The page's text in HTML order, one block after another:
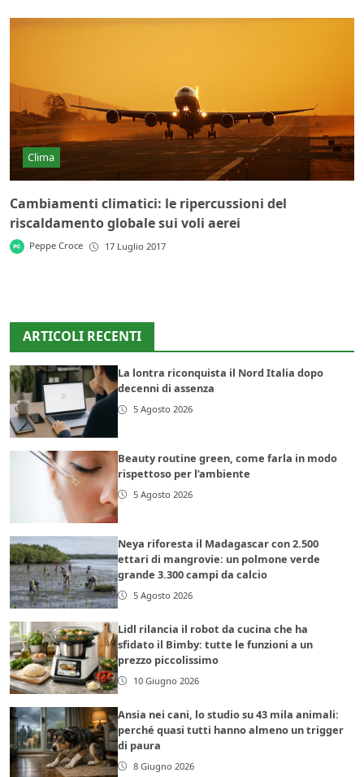
Clima
Cambiamenti climatici: le ripercussioni del
riscaldamento globale sui voli aerei
Peppe Croce 17 Luglio 2017
ARTICOLI RECENTI
La lontra riconquista il Nord Italia dopo
decenni di assenza
5 Agosto 2026
Beauty routine green, come farla in modo
rispettoso per l’ambiente
5 Agosto 2026
Neya riforesta il Madagascar con 2.500
ettari di mangrovie: un polmone verde
grande 3.300 campi da calcio
5 Agosto 2026
Lidl rilancia il robot da cucina che ha
sfidato il Bimby: tutte le funzioni a un
prezzo piccolissimo
10 Giugno 2026
Ansia nei cani, lo studio su 43 mila animali:
perché quasi tutti hanno almeno un trigger
di paura
8 Giugno 2026